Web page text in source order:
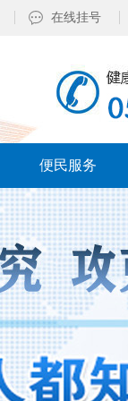
在线挂号
便民服务